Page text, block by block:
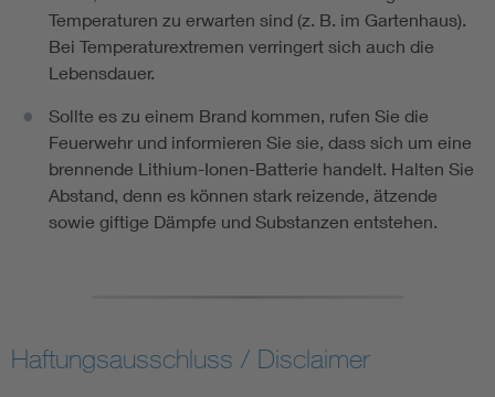
Temperaturen zu erwarten sind (z. B. im Gartenhaus).
Bei Temperaturextremen verringert sich auch die
Lebensdauer.
Sollte es zu einem Brand kommen, rufen Sie die
Feuerwehr und informieren Sie sie, dass sich um eine
brennende Lithium-Ionen-Batterie handelt. Halten Sie
Abstand, denn es können stark reizende, ätzende
sowie giftige Dämpfe und Substanzen entstehen.
Haftungsausschluss / Disclaimer